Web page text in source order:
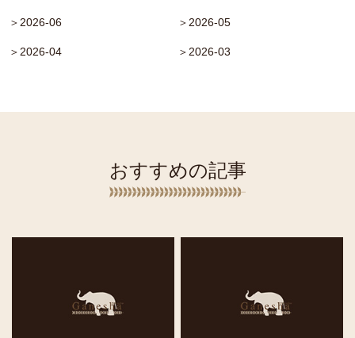
＞2026-06 ＞2026-05
＞2026-04 ＞2026-03
おすすめの記事